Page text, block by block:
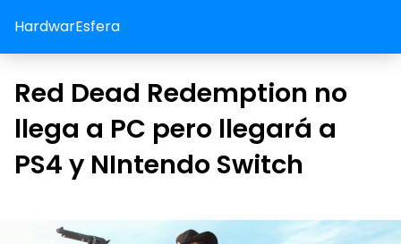
HardwarEsfera
Red Dead Redemption no
llega a PC pero llegará a
PS4 y NIntendo Switch